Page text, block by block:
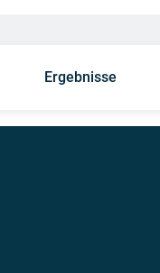
Ergebnisse